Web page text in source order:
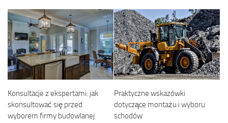
Konsultacje z ekspertami: jak
skonsultować się przed
wyborem firmy budowlanej
Praktyczne wskazówki
dotyczące montażu i wyboru
schodów